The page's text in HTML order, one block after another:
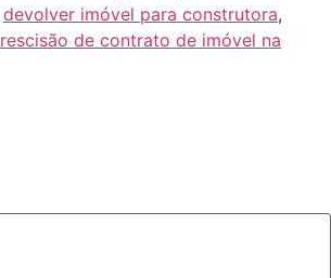
devolver imóvel para construtora,
rescisão de contrato de imóvel na